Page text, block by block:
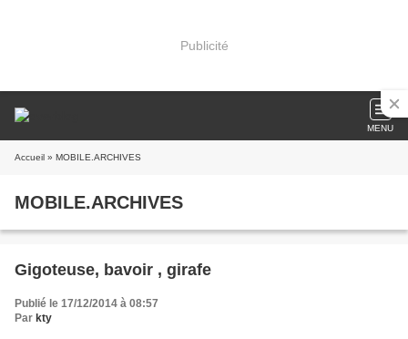
Publicité
MENU
Accueil » MOBILE.ARCHIVES
MOBILE.ARCHIVES
Gigoteuse, bavoir , girafe
Publié le 17/12/2014 à 08:57
Par kty